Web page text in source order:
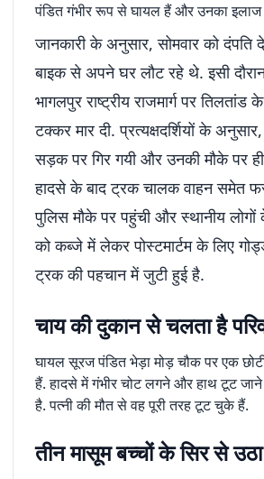
पंडित गंभीर रूप से घायल हैं और उनका इलाज
जानकारी के अनुसार, सोमवार को दंपति
बाइक से अपने घर लौट रहे थे. इसी
भागलपुर राष्ट्रीय राजमार्ग पर
टक्कर मार दी. प्रत्यक्षदर्शियों के
सड़क पर गिर गयी और उनकी मौके पर
हादसे के बाद ट्रक चालक वाहन समेत
पुलिस मौके पर पहुंची और स्थानीय
को कब्जे में लेकर पोस्टमार्टम के लिए
ट्रक की पहचान में जुटी हुई है.
चाय की दुकान से चलता है
घायल सूरज पंडित भेड़ा मोड़ चौक पर एक
हैं. हादसे में गंभीर चोट लगने और हाथ टूट
है. पत्नी की मौत से वह पूरी तरह टूट चुके हैं.
तीन मासूम बच्चों के सिर से उठा